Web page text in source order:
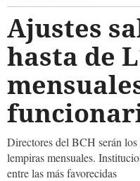
Ajustes
hasta de
Directores del BCH serán
lempiras mensuales.
entre las más favorecidas